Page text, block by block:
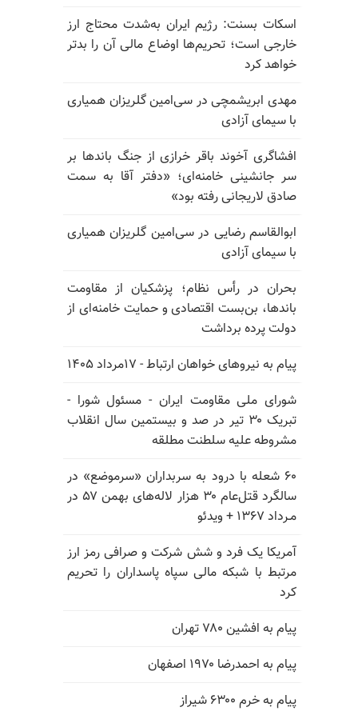
اسکات بسنت: رژیم ایران به‌شدت محتاج ارز
خارجی است؛ تحریم‌ها اوضاع مالی آن را بدتر
خواهد کرد
مهدی ابریشمچی در سی‌امین گلریزان همیاری
با سیمای آزادی
افشاگری آخوند باقر خرازی از جنگ باندها بر
سر جانشینی خامنه‌ای؛ «دفتر آقا به سمت
صادق لاریجانی رفته بود»
ابوالقاسم رضایی در سی‌امین گلریزان همیاری
با سیمای آزادی
بحران در رأس نظام؛ پزشکیان از مقاومت
باندها، بن‌بست اقتصادی و حمایت خامنه‌ای از
دولت پرده برداشت
پیام به نیروهای خواهان ارتباط - ۱۷مرداد ۱۴۰۵
شورای ملی مقاومت ایران - مسئول شورا -
تبریک ۳۰ تیر در صد و بیستمین سال انقلاب
مشروطه علیه سلطنت مطلقه
۶۰ شعله با درود به سربداران «سرموضع» در
سالگرد قتل‌عام ۳۰ هزار لاله‌های بهمن ۵۷ در
مـرداد ۱۳۶۷ + ویدئو
آمریکا یک فرد و شش شرکت و صرافی رمز ارز
مرتبط با شبکه مالی سپاه پاسداران را تحریم
کرد
پیام به افشین ۷۸۰ تهران
پیام به احمدرضا ۱۹۷۰ اصفهان
پیام به خرم ۶۳۰۰ شیراز